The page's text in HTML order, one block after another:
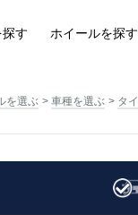
探す ホイールを探す
を選ぶ 車種を選ぶ タ